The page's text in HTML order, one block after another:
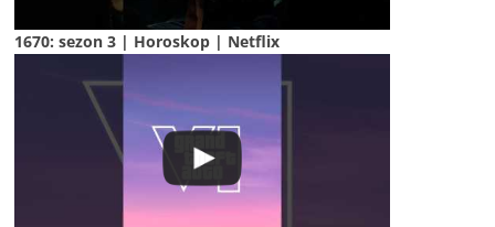
1670: sezon 3 | Horoskop | Netflix